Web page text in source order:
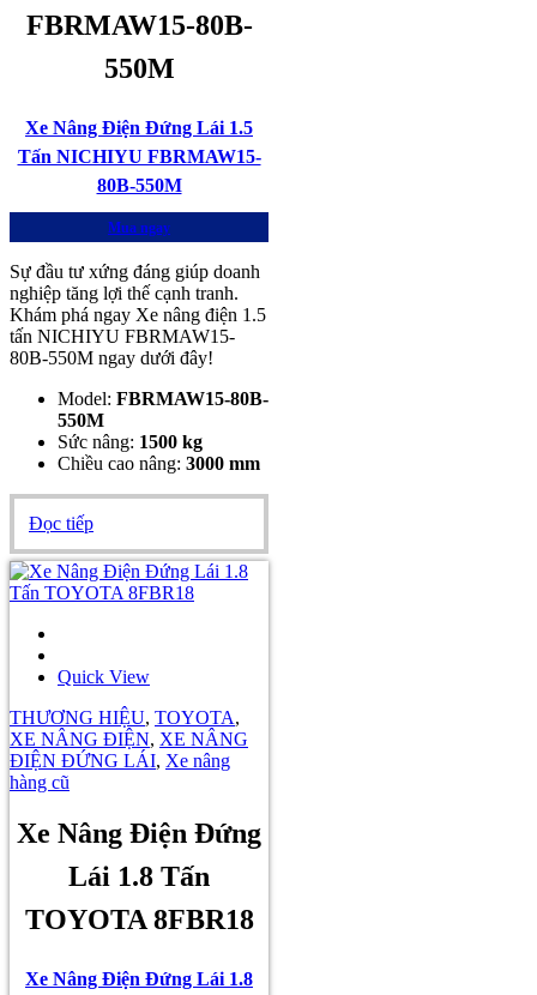
FBRMAW15-80B-
550M
Xe Nâng Điện Đứng Lái 1.5
Tấn NICHIYU FBRMAW15-
80B-550M
Mua ngay
Sự đầu tư xứng đáng giúp doanh
nghiệp tăng lợi thế cạnh tranh.
Khám phá ngay Xe nâng điện 1.5
tấn NICHIYU FBRMAW15-
80B-550M ngay dưới đây!
Model: FBRMAW15-80B-
550M
Sức nâng: 1500 kg
Chiều cao nâng: 3000 mm
Đọc tiếp
Quick View
THƯƠNG HIỆU, TOYOTA,
XE NÂNG ĐIỆN, XE NÂNG
ĐIỆN ĐỨNG LÁI, Xe nâng
hàng cũ
Xe Nâng Điện Đứng
Lái 1.8 Tấn
TOYOTA 8FBR18
Xe Nâng Điện Đứng Lái 1.8